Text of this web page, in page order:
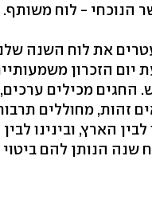
הנוכחי - לוח משותף.
את לוח השנה
יום הזכרון
החגים מכילים
זהות, מחוללים
הארץ, ובינינו
שנה הנותן להם